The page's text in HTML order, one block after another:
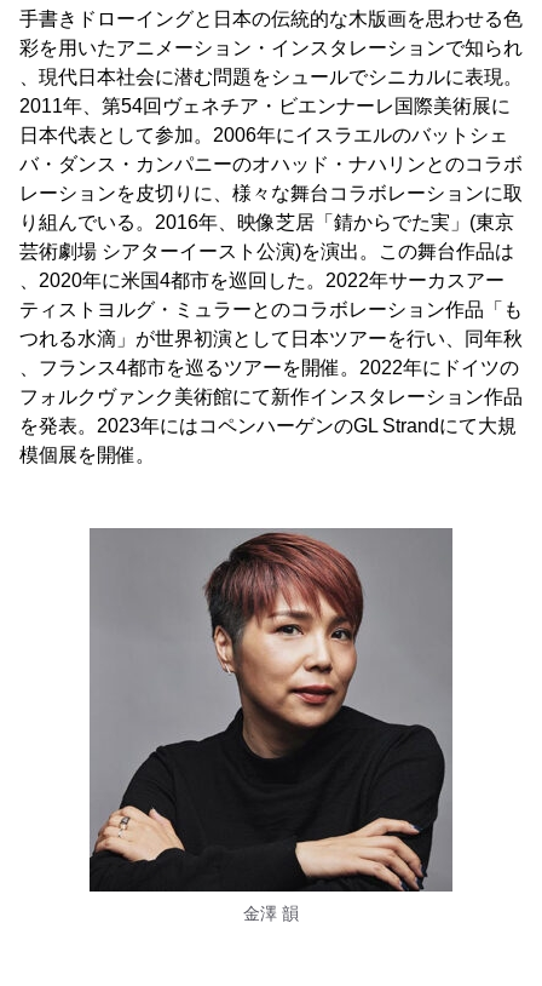
手書きドローイングと日本の伝統的な木版画を思わせる色
彩を用いたアニメーション・インスタレーションで知られ
、現代日本社会に潜む問題をシュールでシニカルに表現。
2011年、第54回ヴェネチア・ビエンナーレ国際美術展に
日本代表として参加。2006年にイスラエルのバットシェ
バ・ダンス・カンパニーのオハッド・ナハリンとのコラボ
レーションを皮切りに、様々な舞台コラボレーションに取
り組んでいる。2016年、映像芝居「錆からでた実」(東京
芸術劇場 シアターイースト公演)を演出。この舞台作品は
、2020年に米国4都市を巡回した。2022年サーカスアー
ティストヨルグ・ミュラーとのコラボレーション作品「も
つれる水滴」が世界初演として日本ツアーを行い、同年秋
、フランス4都市を巡るツアーを開催。2022年にドイツの
フォルクヴァンク美術館にて新作インスタレーション作品
を発表。2023年にはコペンハーゲンのGL Strandにて大規
模個展を開催。
金澤 韻